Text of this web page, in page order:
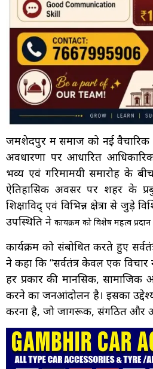
जमशेदपुर में समाज को नई वैचारिक
अवधारणा पर आधारित
भव्य एवं गरिमामयी समारोह के
ऐतिहासिक अवसर पर शहर के
शिक्षाविद् एवं विभिन्न क्षेत्रों से जुड़े
उपस्थिति ने कार्यक्रम को विशेष महत्व प्रदान
कार्यक्रम को संबोधित करते हुए
ने कहा कि “सर्वतंत्र केवल एक
हर प्रकार की मानसिक,
करने का जनआंदोलन है। इसका
करना है, जो जागरूक, संगठित और